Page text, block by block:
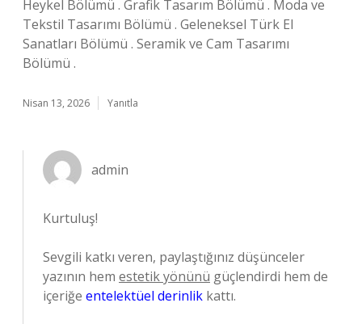
Heykel Bölümü . Grafik Tasarım Bölümü . Moda ve
Tekstil Tasarımı Bölümü . Geleneksel Türk El
Sanatları Bölümü . Seramik ve Cam Tasarımı
Bölümü .
Nisan 13, 2026 Yanıtla
admin
Kurtuluş!
Sevgili katkı veren, paylaştığınız düşünceler
yazının hem estetik yönünü güçlendirdi hem de
içeriğe entelektüel derinlik kattı.